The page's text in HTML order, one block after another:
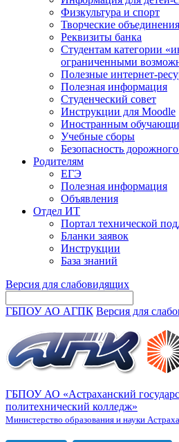
Физкультура и спорт
Творческие
Реквизиты банка
Студентам категории
ограниченными
Полезные интернет-
Полезная информация
Студенческий совет
Инструкции для Moodle
Иностранным
Учебные сборы
Безопасность
Родителям
ЕГЭ
Полезная информация
Объявления
Отдел ИТ
Портал технической
Бланки заявок
Инструкции
База знаний
Версия для слабовидящих
ГБПОУ АО АГПК Версия для
ГБПОУ АО «Астраханский
политехнический колледж»
Министерство образования и науки